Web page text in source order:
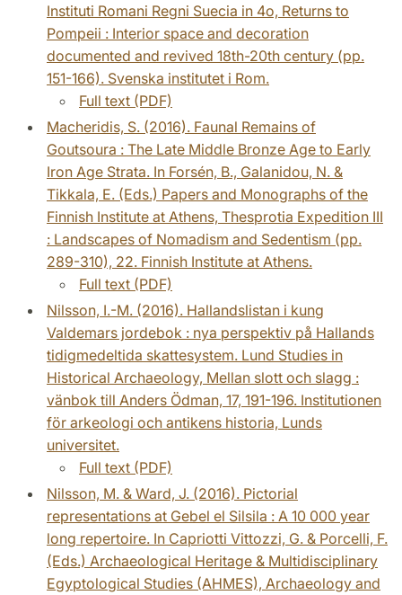
Instituti Romani Regni Suecia in 4o, Returns to
Pompeii : Interior space and decoration
documented and revived 18th-20th century (pp.
151-166). Svenska institutet i Rom.
Full text (PDF)
Macheridis, S. (2016). Faunal Remains of
Goutsoura : The Late Middle Bronze Age to Early
Iron Age Strata. In Forsén, B., Galanidou, N. &
Tikkala, E. (Eds.) Papers and Monographs of the
Finnish Institute at Athens, Thesprotia Expedition III
: Landscapes of Nomadism and Sedentism (pp.
289-310), 22. Finnish Institute at Athens.
Full text (PDF)
Nilsson, I.-M. (2016). Hallandslistan i kung
Valdemars jordebok : nya perspektiv på Hallands
tidigmedeltida skattesystem. Lund Studies in
Historical Archaeology, Mellan slott och slagg :
vänbok till Anders Ödman, 17, 191-196. Institutionen
för arkeologi och antikens historia, Lunds
universitet.
Full text (PDF)
Nilsson, M. & Ward, J. (2016). Pictorial
representations at Gebel el Silsila : A 10 000 year
long repertoire. In Capriotti Vittozzi, G. & Porcelli, F.
(Eds.) Archaeological Heritage & Multidisciplinary
Egyptological Studies (AHMES), Archaeology and